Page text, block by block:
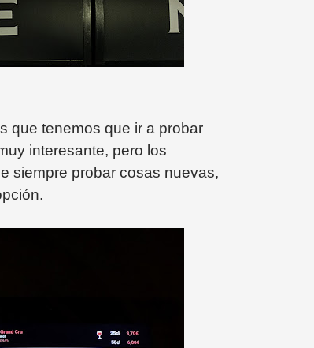
que tenemos que ir a probar
interesante, pero los
siempre probar cosas nuevas,